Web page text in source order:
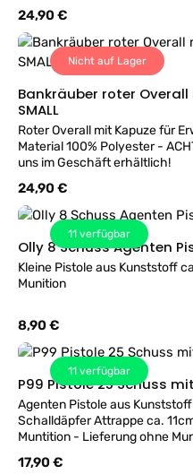
Regulärer Preis:
24,90 €
Nicht auf Lager
Bankräuber roter
SMALL
Roter Overall mit Kapuze für
Material 100% Polyester - ACHTUNG kein Versand Kostüm bei
uns im Geschäft erhältlich!
Regulärer Preis:
24,90 €
11 verfügbar
Olly 8 Schuss Agenten
Kleine Pistole aus Kunststoff ca. 11cm für 8
Munition
Regulärer Preis:
8,90 €
11 verfügbar
P99 Pistole 25 Schuss
Agenten Pistole aus
Schalldäpfer Attrappe ca. 11cm - für 25 Schuss
Muntition - Lieferung ohne
Regulärer Preis:
17,90 €